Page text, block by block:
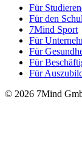
Für
Für den
7Mind Sport
Für
Für
Für
Für
© 2026 7Mind